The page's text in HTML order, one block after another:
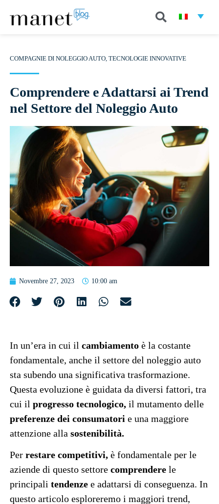
COMPAGNIE DI NOLEGGIO AUTO, TECNOLOGIE INNOVATIVE
Comprendere e Adattarsi ai Trend
nel Settore del Noleggio Auto
Novembre 27, 2023 10:00 am
In un’era in cui il cambiamento è la costante
fondamentale, anche il settore del noleggio auto
sta subendo una significativa trasformazione.
Questa evoluzione è guidata da diversi fattori, tra
cui il progresso tecnologico, il mutamento delle
preferenze dei consumatori e una maggiore
attenzione alla sostenibilità.
Per restare competitivi, è fondamentale per le
aziende di questo settore comprendere le
principali tendenze e adattarsi di conseguenza. In
questo articolo esploreremo i maggiori trend,